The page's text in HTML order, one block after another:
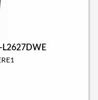
L2627DWE